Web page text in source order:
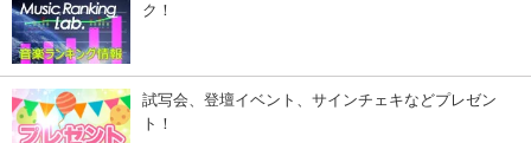
ク！
試写会、登壇イベント、サインチェキなどプレゼン
ト！